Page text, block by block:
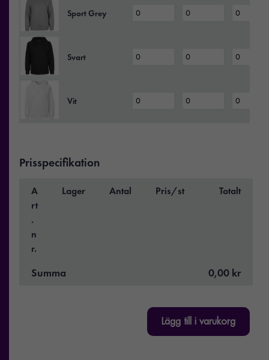
Sport Grey
Svart
Vit
Prisspecifikation
A
rt
.
n
r.
Lager Antal Pris/st Totalt
Summa 0,00 kr
Lägg till i varukorg